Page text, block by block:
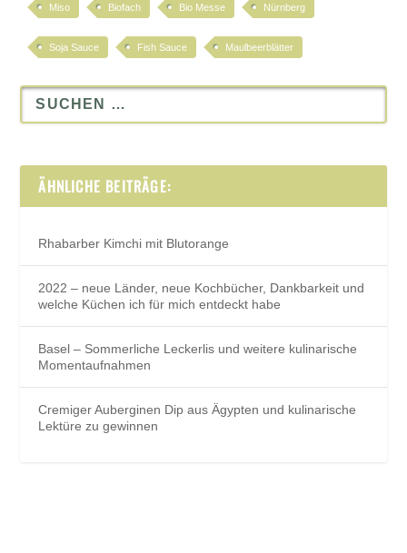
Miso Biofach Bio Messe Nürnberg
Soja Sauce Fish Sauce Maulbeerblätter
ÄHNLICHE BEITRÄGE:
Rhabarber Kimchi mit Blutorange
2022 – neue Länder, neue Kochbücher, Dankbarkeit und
welche Küchen ich für mich entdeckt habe
Basel – Sommerliche Leckerlis und weitere kulinarische
Momentaufnahmen
Cremiger Auberginen Dip aus Ägypten und kulinarische
Lektüre zu gewinnen